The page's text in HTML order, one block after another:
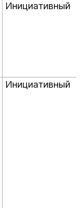
Инициативный
Инициативный